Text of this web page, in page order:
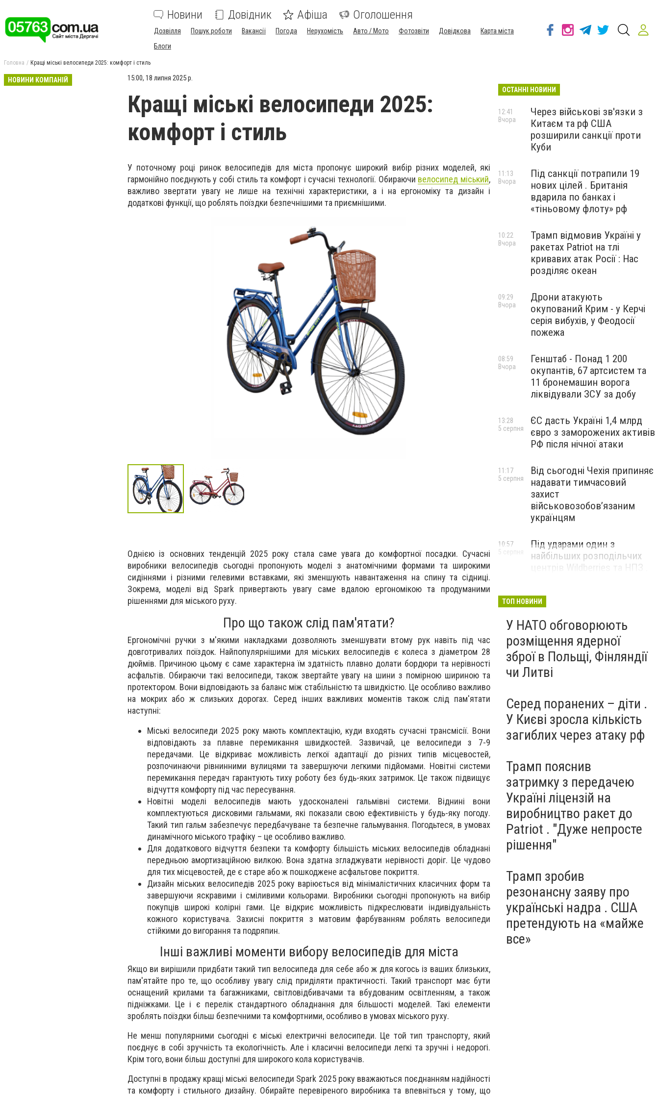
Новини Довідник Афіша Оголошення
Дозвілля Пошук роботи Вакансії Погода Нерухомість Авто / Мото Фотозвіти Довідкова
Карта міста
Блоги
Головна Кращі міські велосипеди 2025: комфорт і стиль
НОВИНИ КОМПАНІЙ 15:00, 18 липня 2025 р.
Кращі міські велосипеди 2025:
комфорт і стиль
У поточному році ринок велосипедів для міста пропонує широкий вибір різних моделей, які
гармонійно поєднують у собі стиль та комфорт і сучасні технології. Обираючи велосипед міський,
важливо звертати увагу не лише на технічні характеристики, а і на ергономіку та дизайн і
додаткові функції, що роблять поїздки безпечнішими та приємнішими.
Однією із основних тенденцій 2025 року стала саме увага до комфортної посадки. Сучасні
виробники велосипедів сьогодні пропонують моделі з анатомічними формами та широкими
сидіннями і різними гелевими вставками, які зменшують навантаження на спину та сідниці.
Зокрема, моделі від Spark привертають увагу саме вдалою ергономікою та продуманими
рішеннями для міського руху.
Про що також слід пам'ятати?
Ергономічні ручки з м'якими накладками дозволяють зменшувати втому рук навіть під час
довготривалих поїздок. Найпопулярнішими для міських велосипедів є колеса з діаметром 28
дюймів. Причиною цьому є саме характерна їм здатність плавно долати бордюри та нерівності
асфальтів. Обираючи такі велосипеди, також звертайте увагу на шини з помірною шириною та
протектором. Вони відповідають за баланс між стабільністю та швидкістю. Це особливо важливо
на мокрих або ж слизьких дорогах. Серед інших важливих моментів також слід пам'ятати
наступні:
Міські велосипеди 2025 року мають комплектацію, куди входять сучасні трансмісії. Вони
відповідають за плавне перемикання швидкостей. Зазвичай, це велосипеди з 7-9
передачами. Це відкриває можливість легкої адаптації до різних типів місцевостей,
розпочинаючи рівнинними вулицями та завершуючи легкими підйомами. Новітні системи
перемикання передач гарантують тиху роботу без будь-яких затримок. Це також підвищує
відчуття комфорту під час пересування.
Новітні моделі велосипедів мають удосконалені гальмівні системи. Віднині вони
комплектуються дисковими гальмами, які показали свою ефективність у будь-яку погоду.
Такий тип гальм забезпечує передбачуване та безпечне гальмування. Погодьтеся, в умовах
динамічного міського трафіку – це особливо важливо.
Для додаткового відчуття безпеки та комфорту більшість міських велосипедів обладнані
передньою амортизаційною вилкою. Вона здатна згладжувати нерівності доріг. Це чудово
для тих місцевостей, де є старе або ж пошкоджене асфальтове покриття.
Дизайн міських велосипедів 2025 року варіюється від мінімалістичних класичних форм та
завершуючи яскравими і сміливими кольорами. Виробники сьогодні пропонують на вибір
покупців широкі колірні гами. Це відкриє можливість підкреслювати індивідуальність
кожного користувача. Захисні покриття з матовим фарбуванням роблять велосипеди
стійкими до вигорання та подряпин.
Інші важливі моменти вибору велосипедів для міста
Якщо ви вирішили придбати такий тип велосипеда для себе або ж для когось із ваших близьких,
пам'ятайте про те, що особливу увагу слід приділяти практичності. Такий транспорт має бути
оснащений крилами та багажниками, світловідбивачами та вбудованим освітленням, а також
підніжками. Це і є перелік стандартного обладнання для більшості моделей. Такі елементи
зроблять поїздки більш безпечними та комфортними, особливо в умовах міського руху.
Не менш популярними сьогодні є міські електричні велосипеди. Це той тип транспорту, який
поєднує в собі зручність та екологічність. Але і класичні велосипеди легкі та зручні і недорогі.
Крім того, вони більш доступні для широкого кола користувачів.
Доступні в продажу кращі міські велосипеди Spark 2025 року вважаються поєднанням надійності
та комфорту і стильного дизайну. Обирайте перевіреного виробника та впевніться у тому, що
ОСТАННІ НОВИНИ
Через військові зв'язки з
Китаєм та рф США
розширили санкції проти
Куби
12:41
Вчора
Під санкції потрапили 19
нових цілей . Британія
вдарила по банках і
«тіньовому флоту» рф
11:13
Вчора
Трамп відмовив Україні у
ракетах Patriot на тлі
кривавих атак Росії : Нас
розділяє океан
10:22
Вчора
Дрони атакують
окупований Крим - у Керчі
серія вибухів, у Феодосії
пожежа
09:29
Вчора
Генштаб - Понад 1 200
окупантів, 67 артсистем та
11 бронемашин ворога
ліквідували ЗСУ за добу
08:59
Вчора
ЄС дасть Україні 1,4 млрд
євро з заморожених активів
РФ після нічної атаки
13:28
5 серпня
Від сьогодні Чехія припиняє
надавати тимчасовий
захист
військовозобов’язаним
українцям
11:17
5 серпня
Під ударами один з
найбільших розподільчих
центрів Wildberries та НПЗ .
10:57
5 серпня
ТОП НОВИНИ
У НАТО обговорюють
розміщення ядерної
зброї в Польщі, Фінляндії
чи Литві
Серед поранених – діти .
У Києві зросла кількість
загиблих через атаку рф
Трамп пояснив
затримку з передачею
Україні ліцензій на
виробництво ракет до
Patriot . "Дуже непросте
рішення"
Трамп зробив
резонансну заяву про
українські надра . США
претендують на «майже
все»